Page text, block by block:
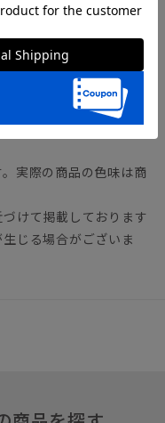
）・26.0（8.5）・
（US）となります。
や実際のサイズが異な
実際の商品の色味は商
けて掲載しております
じる場合がございま